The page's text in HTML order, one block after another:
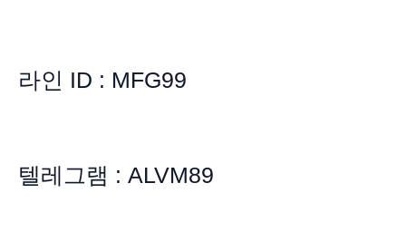
라인 ID : MFG99
텔레그램 : ALVM89